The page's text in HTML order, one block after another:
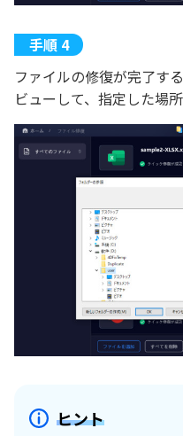
ファイルの修復が完了す
ビューして、指定した場
ヒント